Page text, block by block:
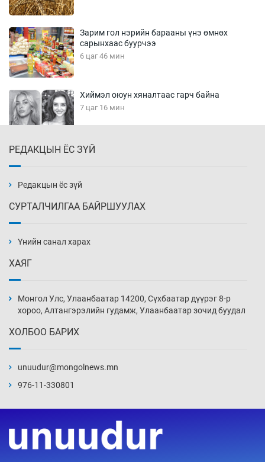
Зарим гол нэрийн барааны үнэ өмнөх
сарынхаас буурчээ
6 цаг 46 мин
Хиймэл оюун хяналтаас гарч байна
7 цаг 16 мин
7 цаг 46 мин
нэмэгджээ
8 цаг 16 мин
8 цаг 46 мин
9 цаг 16 мин
РЕДАКЦЫН ЁС ЗҮЙ
Редакцын ёс зүй
СУРТАЛЧИЛГАА БАЙРШУУЛАХ
Үнийн санал харах
ХАЯГ
Монгол Улс, Улаанбаатар 14200, Сүхбаатар дүүрэг 8-р
хороо, Алтангэрэлийн гудамж, Улаанбаатар зочид буудал
ХОЛБОО БАРИХ
unuudur@mongolnews.mn
976-11-330801